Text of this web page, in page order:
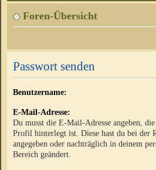
Foren-Übersicht
Passwort senden
Benutzername:
E-Mail-Adresse:
Du musst die E-Mail-Adresse angeben,
Profil hinterlegt ist. Diese hast du bei der
angegeben oder nachträglich in deinem
Bereich geändert.